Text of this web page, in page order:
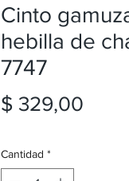
Cinto
hebilla de
7747
$ 329,00
Cantidad *